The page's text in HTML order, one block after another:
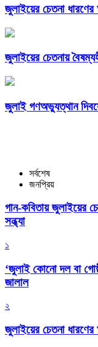
জুলাইয়ের চেতনা ধারণের
জুলাইয়ের চেতনায়
জুলাই গণঅভ্যুত্থান
সর্বশেষ
জনপ্রিয়
গান-কবিতায় জুলাইয়ের
সন্ধ্যা
১
‘জুলাই কোনো দল বা
জালাল
২
জুলাইয়ের চেতনা ধারণের